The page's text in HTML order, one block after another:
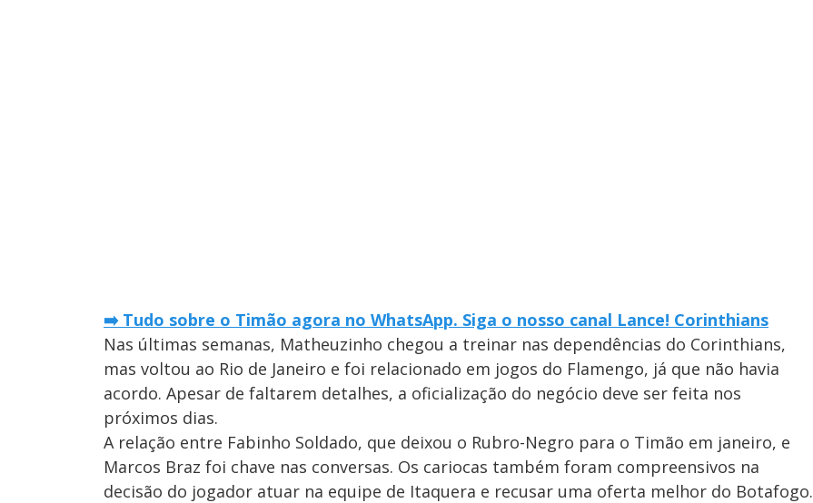
➡️ Tudo sobre o Timão agora no WhatsApp. Siga o nosso canal Lance! Corinthians
Nas últimas semanas, Matheuzinho chegou a treinar nas dependências do Corinthians,
mas voltou ao Rio de Janeiro e foi relacionado em jogos do Flamengo, já que não havia
acordo. Apesar de faltarem detalhes, a oficialização do negócio deve ser feita nos
próximos dias.
A relação entre Fabinho Soldado, que deixou o Rubro-Negro para o Timão em janeiro, e
Marcos Braz foi chave nas conversas. Os cariocas também foram compreensivos na
decisão do jogador atuar na equipe de Itaquera e recusar uma oferta melhor do Botafogo.